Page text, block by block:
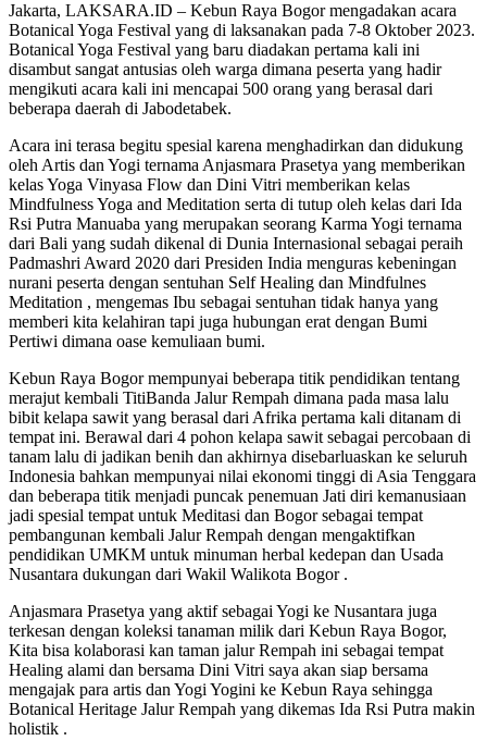
Jakarta, LAKSARA.ID – Kebun Raya Bogor mengadakan acara
Botanical Yoga Festival yang di laksanakan pada 7-8 Oktober 2023.
Botanical Yoga Festival yang baru diadakan pertama kali ini
disambut sangat antusias oleh warga dimana peserta yang hadir
mengikuti acara kali ini mencapai 500 orang yang berasal dari
beberapa daerah di Jabodetabek.
Acara ini terasa begitu spesial karena menghadirkan dan didukung
oleh Artis dan Yogi ternama Anjasmara Prasetya yang memberikan
kelas Yoga Vinyasa Flow dan Dini Vitri memberikan kelas
Mindfulness Yoga and Meditation serta di tutup oleh kelas dari Ida
Rsi Putra Manuaba yang merupakan seorang Karma Yogi ternama
dari Bali yang sudah dikenal di Dunia Internasional sebagai peraih
Padmashri Award 2020 dari Presiden India menguras kebeningan
nurani peserta dengan sentuhan Self Healing dan Mindfulnes
Meditation , mengemas Ibu sebagai sentuhan tidak hanya yang
memberi kita kelahiran tapi juga hubungan erat dengan Bumi
Pertiwi dimana oase kemuliaan bumi.
Kebun Raya Bogor mempunyai beberapa titik pendidikan tentang
merajut kembali TitiBanda Jalur Rempah dimana pada masa lalu
bibit kelapa sawit yang berasal dari Afrika pertama kali ditanam di
tempat ini. Berawal dari 4 pohon kelapa sawit sebagai percobaan di
tanam lalu di jadikan benih dan akhirnya disebarluaskan ke seluruh
Indonesia bahkan mempunyai nilai ekonomi tinggi di Asia Tenggara
dan beberapa titik menjadi puncak penemuan Jati diri kemanusiaan
jadi spesial tempat untuk Meditasi dan Bogor sebagai tempat
pembangunan kembali Jalur Rempah dengan mengaktifkan
pendidikan UMKM untuk minuman herbal kedepan dan Usada
Nusantara dukungan dari Wakil Walikota Bogor .
Anjasmara Prasetya yang aktif sebagai Yogi ke Nusantara juga
terkesan dengan koleksi tanaman milik dari Kebun Raya Bogor,
Kita bisa kolaborasi kan taman jalur Rempah ini sebagai tempat
Healing alami dan bersama Dini Vitri saya akan siap bersama
mengajak para artis dan Yogi Yogini ke Kebun Raya sehingga
Botanical Heritage Jalur Rempah yang dikemas Ida Rsi Putra makin
holistik .